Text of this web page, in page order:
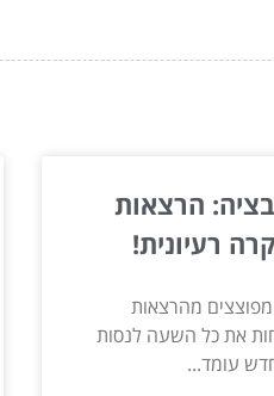
הרצאות
רעיונית!
מהרצאות
את כל השעה לנסות
עומד...